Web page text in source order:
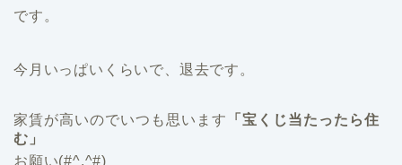
です。
今月いっぱいくらいで、退去です。
家賃が高いのでいつも思います
「宝くじ当たったら住
む」
お願い(#^.^#)